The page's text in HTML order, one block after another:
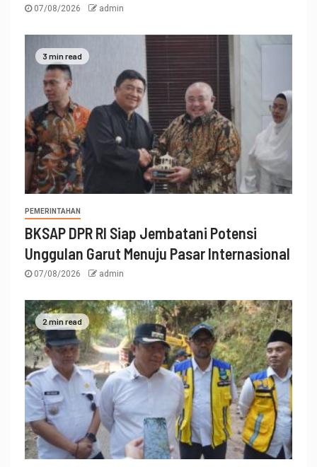
07/08/2026 admin
3 min read
PEMERINTAHAN
BKSAP DPR RI Siap Jembatani Potensi
Unggulan Garut Menuju Pasar Internasional
07/08/2026 admin
2 min read